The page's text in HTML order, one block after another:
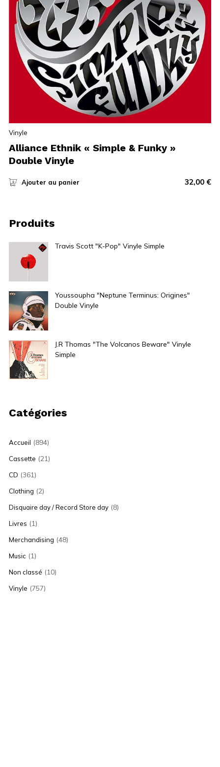
Vinyle
Alliance Ethnik « Simple & Funky »
Double Vinyle
Ajouter au panier 32,00 €
Produits
Travis Scott "K-Pop" Vinyle Simple
Youssoupha "Neptune Terminus: Origines"
Double Vinyle
J.R Thomas "The Volcanos Beware" Vinyle
Simple
Catégories
Accueil (894)
Cassette (21)
CD (361)
Clothing (2)
Disquaire day / Record Store day (8)
Livres (1)
Merchandising (48)
Music (1)
Non classé (10)
Vinyle (757)